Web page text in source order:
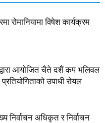
रोमानियामा विषेश कार्यक्रम
आयोजित चैते दशैं कप भलिवल
उपाधी रोयल
निर्वाचन अधिकृत र निर्वाचन